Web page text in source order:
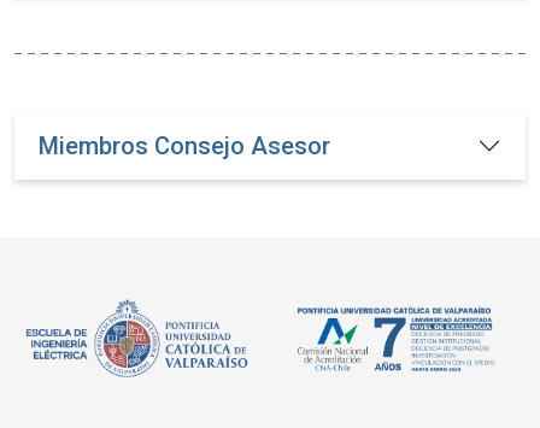
Miembros Consejo Asesor